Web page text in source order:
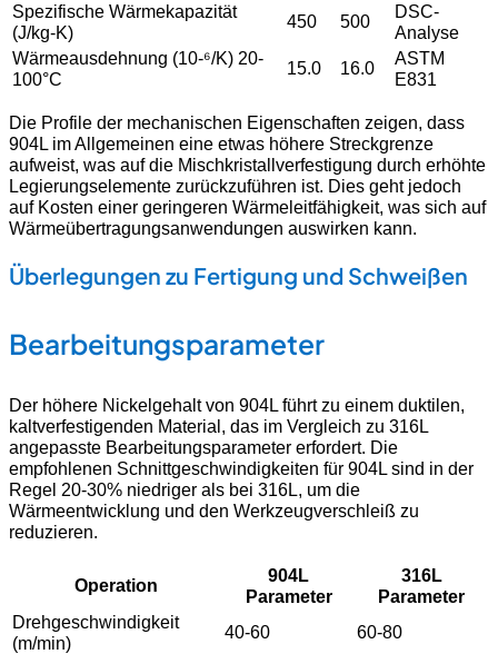
Spezifische Wärmekapazität
(J/kg-K)
450 500
DSC-
Analyse
Wärmeausdehnung (10-⁶/K) 20-
100°C
15.0 16.0
ASTM
E831
Die Profile der mechanischen Eigenschaften zeigen, dass
904L im Allgemeinen eine etwas höhere Streckgrenze
aufweist, was auf die Mischkristallverfestigung durch erhöhte
Legierungselemente zurückzuführen ist. Dies geht jedoch
auf Kosten einer geringeren Wärmeleitfähigkeit, was sich auf
Wärmeübertragungsanwendungen auswirken kann.
Überlegungen zu Fertigung und Schweißen
Bearbeitungsparameter
Der höhere Nickelgehalt von 904L führt zu einem duktilen,
kaltverfestigenden Material, das im Vergleich zu 316L
angepasste Bearbeitungsparameter erfordert. Die
empfohlenen Schnittgeschwindigkeiten für 904L sind in der
Regel 20-30% niedriger als bei 316L, um die
Wärmeentwicklung und den Werkzeugverschleiß zu
reduzieren.
Operation
904L
Parameter
316L
Parameter
Drehgeschwindigkeit
(m/min)
40-60
60-80